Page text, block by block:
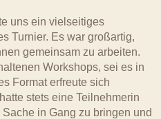
uns ein vielseitiges
Turnier. Es war großartig,
gemeinsam zu arbeiten.
Workshops, sei es in
Format erfreute sich
stets eine Teilnehmerin
in Gang zu bringen und